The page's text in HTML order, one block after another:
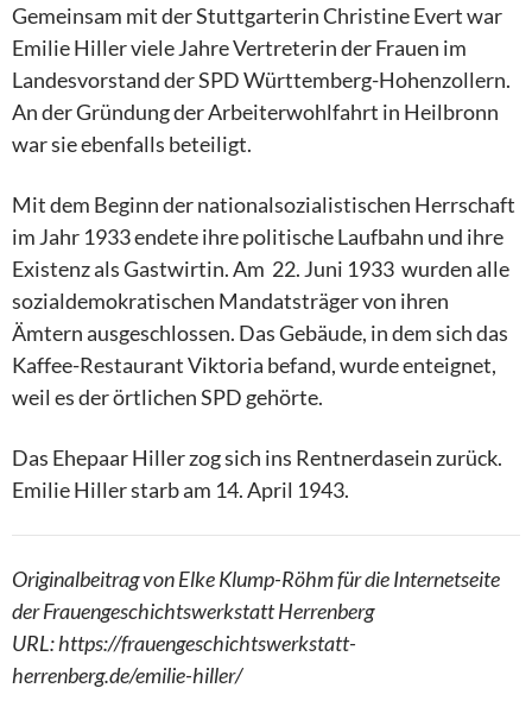
Gemeinsam mit der Stuttgarterin Christine Evert war
Emilie Hiller viele Jahre Vertreterin der Frauen im
Landesvorstand der SPD Württemberg-Hohenzollern.
An der Gründung der Arbeiterwohlfahrt in Heilbronn
war sie ebenfalls beteiligt.
Mit dem Beginn der nationalsozialistischen Herrschaft
im Jahr 1933 endete ihre politische Laufbahn und ihre
Existenz als Gastwirtin. Am 22. Juni 1933 wurden alle
sozialdemokratischen Mandatsträger von ihren
Ämtern ausgeschlossen. Das Gebäude, in dem sich das
Kaffee-Restaurant Viktoria befand, wurde enteignet,
weil es der örtlichen SPD gehörte.
Das Ehepaar Hiller zog sich ins Rentnerdasein zurück.
Emilie Hiller starb am 14. April 1943.
Originalbeitrag von Elke Klump-Röhm für die Internetseite
der Frauengeschichtswerkstatt Herrenberg
URL: https://frauengeschichtswerkstatt-
herrenberg.de/emilie-hiller/